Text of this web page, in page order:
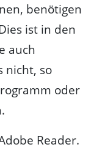
benötigen
ist in den
auch
nicht, so
oder
Reader.